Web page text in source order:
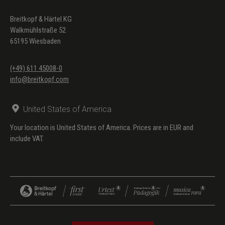
Breitkopf & Härtel KG
Walkmühlstraße 52
65195 Wiesbaden
(+49) 611 45008-0
info@breitkopf.com
United States of America
Your location is United States of America. Prices are in EUR and
include VAT.